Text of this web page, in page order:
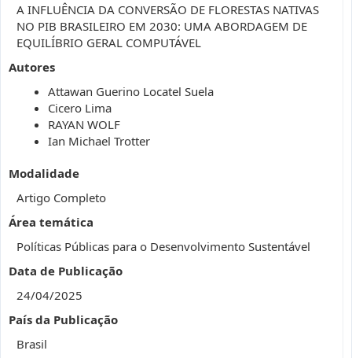
A INFLUÊNCIA DA CONVERSÃO DE FLORESTAS NATIVAS
NO PIB BRASILEIRO EM 2030: UMA ABORDAGEM DE
EQUILÍBRIO GERAL COMPUTÁVEL
Autores
Attawan Guerino Locatel Suela
Cicero Lima
RAYAN WOLF
Ian Michael Trotter
Modalidade
Artigo Completo
Área temática
Políticas Públicas para o Desenvolvimento Sustentável
Data de Publicação
24/04/2025
País da Publicação
Brasil